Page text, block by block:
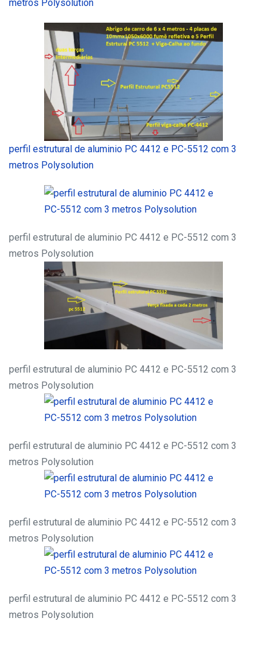
metros Polysolution
perfil estrutural de aluminio PC 4412 e PC-5512 com 3
metros Polysolution
perfil estrutural de aluminio PC 4412 e PC-5512 com 3
metros Polysolution
perfil estrutural de aluminio PC 4412 e PC-5512 com 3
metros Polysolution
perfil estrutural de aluminio PC 4412 e PC-5512 com 3
metros Polysolution
perfil estrutural de aluminio PC 4412 e PC-5512 com 3
metros Polysolution
perfil estrutural de aluminio PC 4412 e PC-5512 com 3
metros Polysolution